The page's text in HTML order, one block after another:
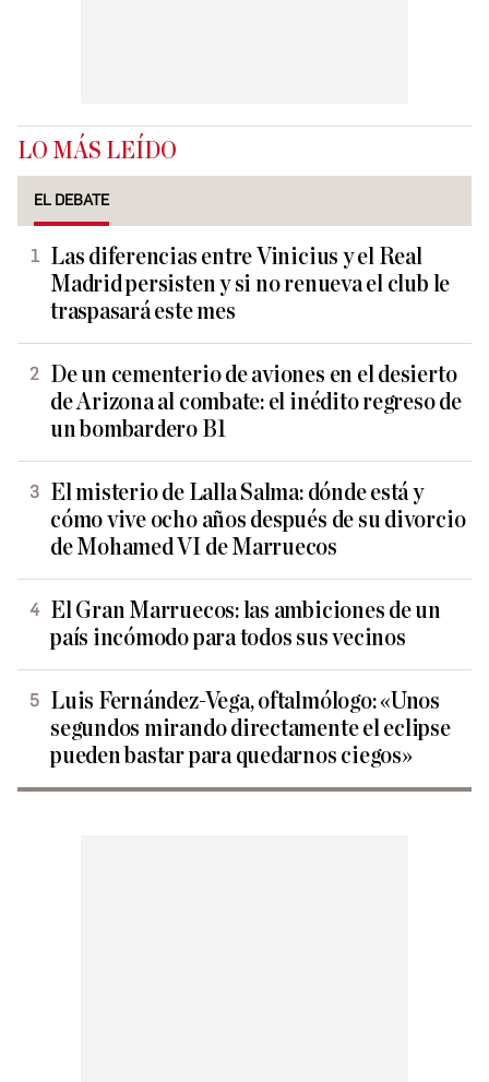
LO MÁS LEÍDO
EL DEBATE
Las diferencias entre Vinicius y el Real
Madrid persisten y si no renueva el club le
traspasará este mes
De un cementerio de aviones en el desierto
de Arizona al combate: el inédito regreso de
un bombardero B1
El misterio de Lalla Salma: dónde está y
cómo vive ocho años después de su divorcio
de Mohamed VI de Marruecos
El Gran Marruecos: las ambiciones de un
país incómodo para todos sus vecinos
Luis Fernández-Vega, oftalmólogo: «Unos
segundos mirando directamente el eclipse
pueden bastar para quedarnos ciegos»